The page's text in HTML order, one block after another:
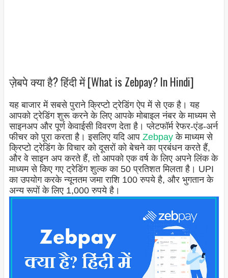
ज़ेबपे क्या है? हिंदी में [What is Zebpay? In Hindi]
यह बाजार में सबसे पुराने क्रिप्टो ट्रेडिंग ऐप में से एक है। यह
आपको ट्रेडिंग शुरू करने के लिए आपके मोबाइल नंबर के माध्यम से
साइनअप और पूर्ण केवाईसी विवरण देता है। प्लेटफॉर्म रेफर-एंड-अर्न
फीचर को पूरा करता है। इसलिए यदि आप Zebpayके माध्यम से
क्रिप्टो ट्रेडिंग के विचार को दूसरों को बेचने का प्रबंधन करते हैं,
और वे साइन अप करते हैं, तो आपको एक वर्ष के लिए अपने लिंक के
माध्यम से किए गए ट्रेडिंग शुल्क का 50 प्रतिशत मिलता है। UPI
का उपयोग करके न्यूनतम जमा राशि 100 रुपये है, और भुगतान के
अन्य रूपों के लिए 1,000 रुपये है।